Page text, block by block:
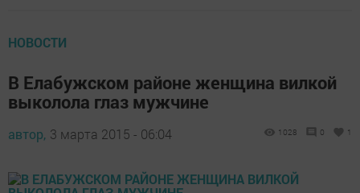
НОВОСТИ
В Елабужском районе женщина вилкой
выколола глаз мужчине
автор, 3 марта 2015 - 06:04 1028 0 1